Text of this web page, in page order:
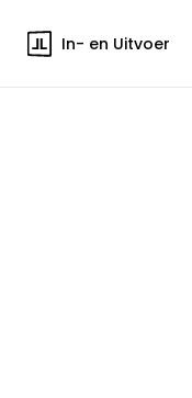
In- en Uitvoer